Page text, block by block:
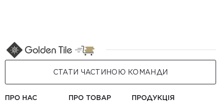
СТАТИ ЧАСТИНОЮ КОМАНДИ
ПРО НАС ПРО ТОВАР ПРОДУКЦІЯ